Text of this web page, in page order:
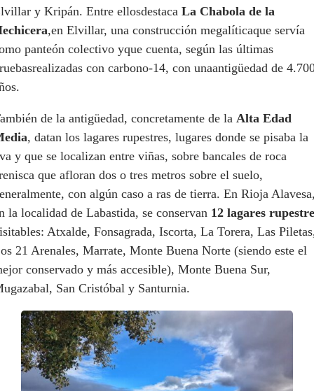
y Kripán. Entre ellosdestaca La Chabola de la
,en Elvillar, una construcción megalíticaque servía
panteón colectivo yque cuenta, según las últimas
con carbono-14, con unaantigüedad de
de la antigüedad, concretamente de la Alta Edad
, datan los lagares rupestres, lugares donde se pisaba la
y que se localizan entre viñas, sobre bancales de roca
que afloran dos o tres metros sobre el suelo,
con algún caso a ras de tierra. En Rioja
la localidad de Labastida, se conservan 12 lagares
Atxalde, Fonsagrada, Iscorta, La Torera, Las
21 Arenales, Marrate, Monte Buena Norte (siendo este el
conservado y más accesible), Monte Buena Sur,
San Cristóbal y Santurnia.